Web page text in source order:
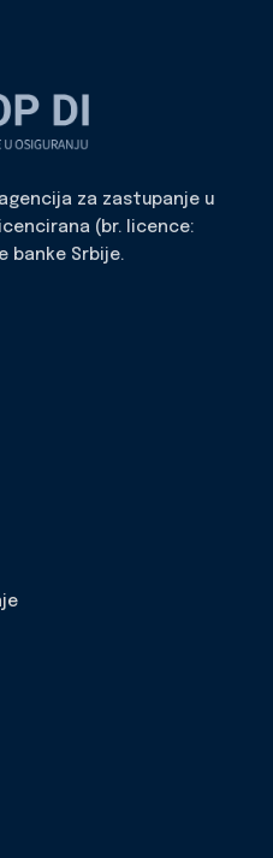
agencija za zastupanje u
(br. licence:
banke Srbije.